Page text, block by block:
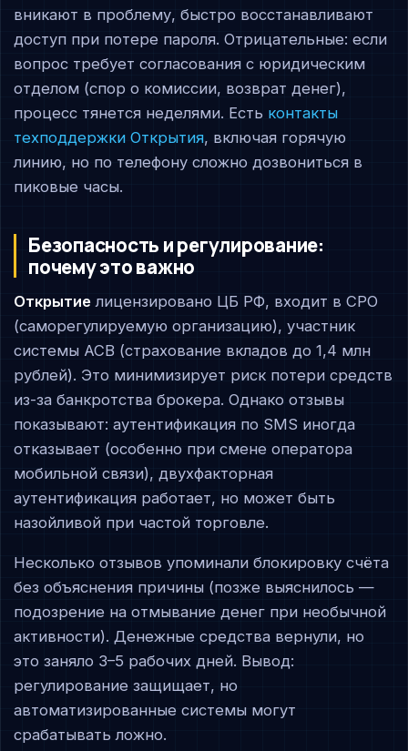
вникают в проблему, быстро восстанавливают
доступ при потере пароля. Отрицательные: если
вопрос требует согласования с юридическим
отделом (спор о комиссии, возврат денег),
процесс тянется неделями. Есть контакты
техподдержки Открытия, включая горячую
линию, но по телефону сложно дозвониться в
пиковые часы.
Безопасность и регулирование:
почему это важно
Открытие лицензировано ЦБ РФ, входит в СРО
(саморегулируемую организацию), участник
системы АСВ (страхование вкладов до 1,4 млн
рублей). Это минимизирует риск потери средств
из-за банкротства брокера. Однако отзывы
показывают: аутентификация по SMS иногда
отказывает (особенно при смене оператора
мобильной связи), двухфакторная
аутентификация работает, но может быть
назойливой при частой торговле.
Несколько отзывов упоминали блокировку счёта
без объяснения причины (позже выяснилось —
подозрение на отмывание денег при необычной
активности). Денежные средства вернули, но
это заняло 3–5 рабочих дней. Вывод:
регулирование защищает, но
автоматизированные системы могут
срабатывать ложно.